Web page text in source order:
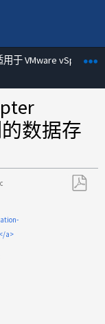
用于 VMware vSphere
的数据存
a>